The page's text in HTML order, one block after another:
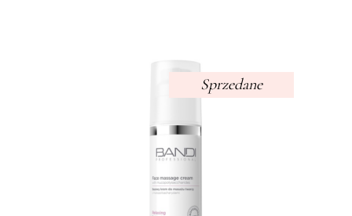
Sprzedane